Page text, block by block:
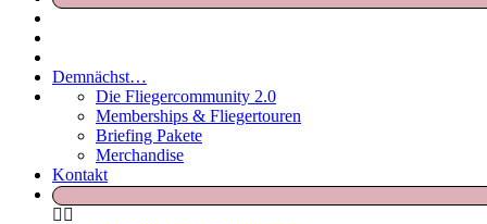
Demnächst…
Die Fliegercommunity 2.0
Memberships & Fliegertouren
Briefing Pakete
Merchandise
Kontakt